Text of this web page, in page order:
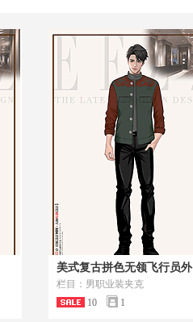
美式复古拼色无领飞行员外
栏目：男职业装夹克
10
1